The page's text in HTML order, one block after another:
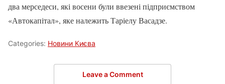
два мерседеси, які восени були ввезені підприємством
«Автокапітал», яке належить Таріелу Васадзе.
Categories: Новини Києва
Leave a Comment